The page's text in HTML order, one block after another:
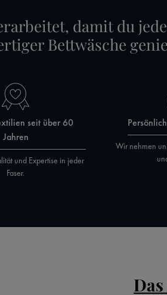
damit du
Bettwäsche
seit über 60
Jahren
und Expertise in jeder
Faser.
Wir nehmen